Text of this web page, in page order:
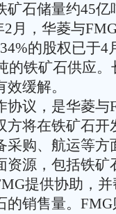
石储量约45亿
月，华菱与
的股权已于4
的铁矿石供应
缓解。
议，是华菱与
方将在铁矿石开
采购、航运等方
资源，包括铁矿
提供协助，
的销售量。